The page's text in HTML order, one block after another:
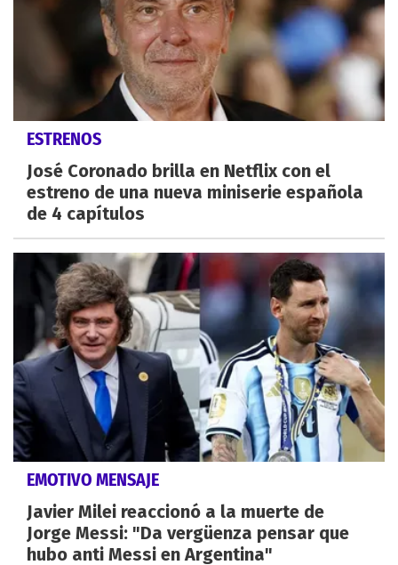
ESTRENOS
José Coronado brilla en Netflix con el
estreno de una nueva miniserie española
de 4 capítulos
EMOTIVO MENSAJE
Javier Milei reaccionó a la muerte de
Jorge Messi: "Da vergüenza pensar que
hubo anti Messi en Argentina"